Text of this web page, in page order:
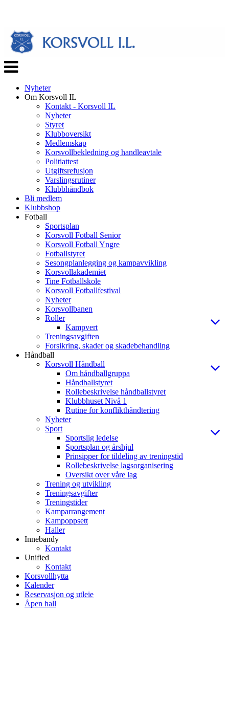
Veksle
navigasjon
Nyheter
Om Korsvoll IL
Kontakt - Korsvoll IL
Nyheter
Styret
Klubboversikt
Medlemskap
Korsvollbekledning og handleavtale
Politiattest
Utgiftsrefusjon
Varslingsrutiner
Klubbhåndbok
Bli medlem
Klubbshop
Fotball
Sportsplan
Korsvoll Fotball Senior
Korsvoll Fotball Yngre
Fotballstyret
Sesongplanlegging og kampavvikling
Korsvollakademiet
Tine Fotballskole
Korsvoll Fotballfestival
Nyheter
Korsvollbanen
Roller
Kampvert
Treningsavgiften
Forsikring, skader og skadebehandling
Håndball
Korsvoll Håndball
Om håndballgruppa
Håndballstyret
Rollebeskrivelse håndballstyret
Klubbhuset Nivå 1
Rutine for konflikthåndtering
Nyheter
Sport
Sportslig ledelse
Sportsplan og årshjul
Prinsipper for tildeling av treningstid
Rollebeskrivelse lagsorganisering
Oversikt over våre lag
Trening og utvikling
Treningsavgifter
Treningstider
Kamparrangement
Kampoppsett
Haller
Innebandy
Kontakt
Unified
Kontakt
Korsvollhytta
Kalender
Reservasjon og utleie
Åpen hall